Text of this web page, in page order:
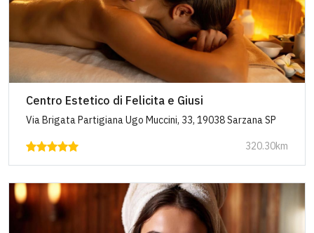
Centro Estetico di Felicita e Giusi
Via Brigata Partigiana Ugo Muccini, 33, 19038 Sarzana SP
320.30km